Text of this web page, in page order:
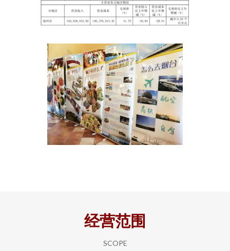
经营范围
SCOPE